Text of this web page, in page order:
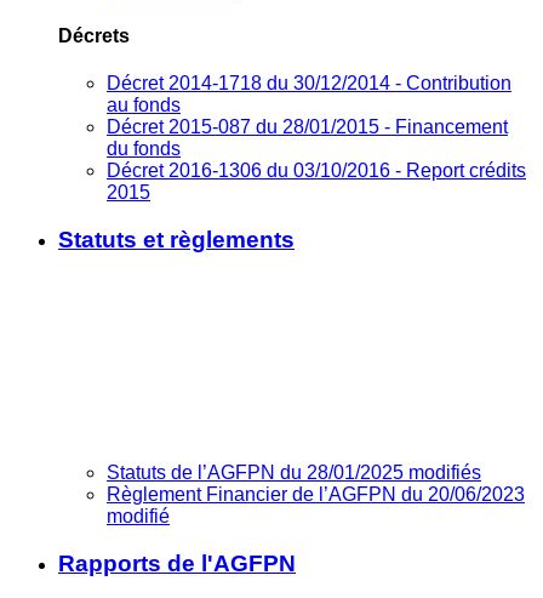
Décrets
Décret 2014-1718 du 30/12/2014 - Contribution
au fonds
Décret 2015-087 du 28/01/2015 - Financement
du fonds
Décret 2016-1306 du 03/10/2016 - Report crédits
2015
Statuts et règlements
Statuts de l’AGFPN du 28/01/2025 modifiés
Règlement Financier de l’AGFPN du 20/06/2023
modifié
Rapports de l'AGFPN